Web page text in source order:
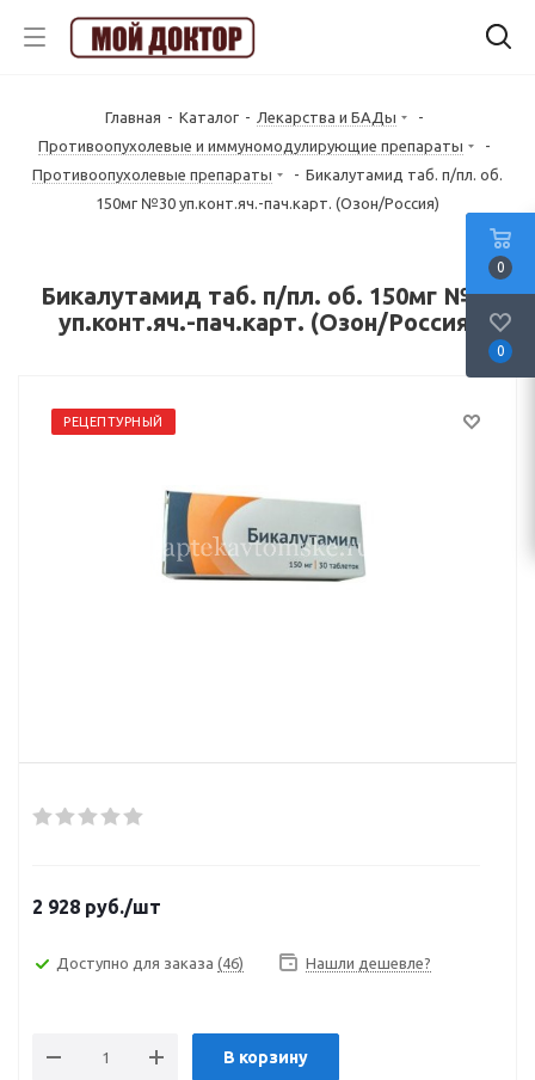
Главная - Каталог - Лекарства и БАДы
-
Противоопухолевые и иммуномодулирующие препараты
-
Противоопухолевые препараты
- Бикалутамид таб. п/пл. об.
150мг №30 уп.конт.яч.-пач.карт. (Озон/Россия)
Бикалутамид таб. п/пл. об. 150мг №30
уп.конт.яч.-пач.карт. (Озон/Россия)
РЕЦЕПТУРНЫЙ
2 928 руб./шт
Доступно для заказа (46) Нашли дешевле?
В корзину
0
0